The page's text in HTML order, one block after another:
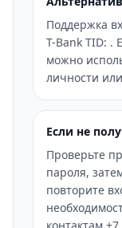
Поддержка
T-Bank TID: .
можно
личности
Если не
Проверьте
пароля,
повторите